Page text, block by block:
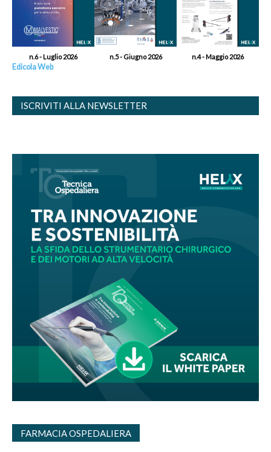
n.6 - Luglio 2026 n.5 - Giugno 2026 n.4 - Maggio 2026
Edicola Web
ISCRIVITI ALLA NEWSLETTER
FARMACIA OSPEDALIERA